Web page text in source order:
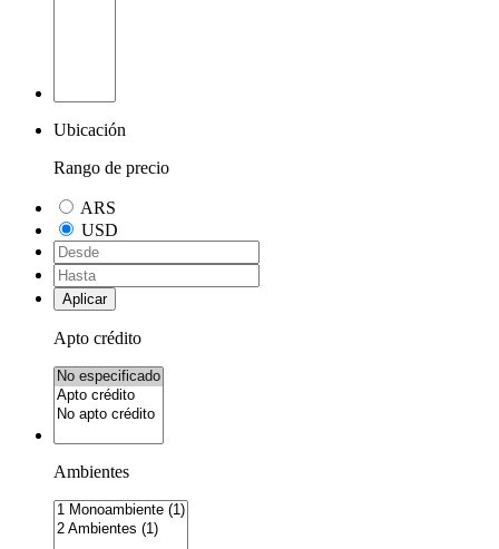
Ubicación
Rango de precio
ARS
USD
Aplicar
Apto crédito
Ambientes